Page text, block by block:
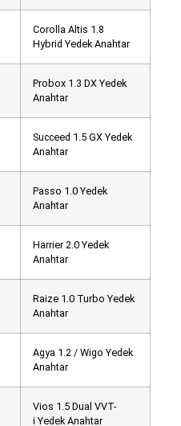
Corolla Altis 1.8
Hybrid Yedek Anahtar
Probox 1.3 DX Yedek
Anahtar
Succeed 1.5 GX Yedek
Anahtar
Passo 1.0 Yedek
Anahtar
Harrier 2.0 Yedek
Anahtar
Raize 1.0 Turbo Yedek
Anahtar
Agya 1.2 / Wigo Yedek
Anahtar
Vios 1.5 Dual VVT-
i Yedek Anahtar